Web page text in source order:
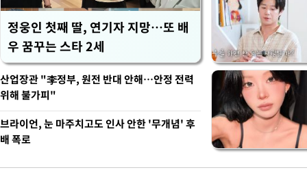
정웅인 첫째 딸, 연기자 지망…또 배
우 꿈꾸는 스타 2세
산업장관 "李정부, 원전 반대 안해…안정 전력
위해 불가피"
브라이언, 눈 마주치고도 인사 안한 '무개념' 후
배 폭로